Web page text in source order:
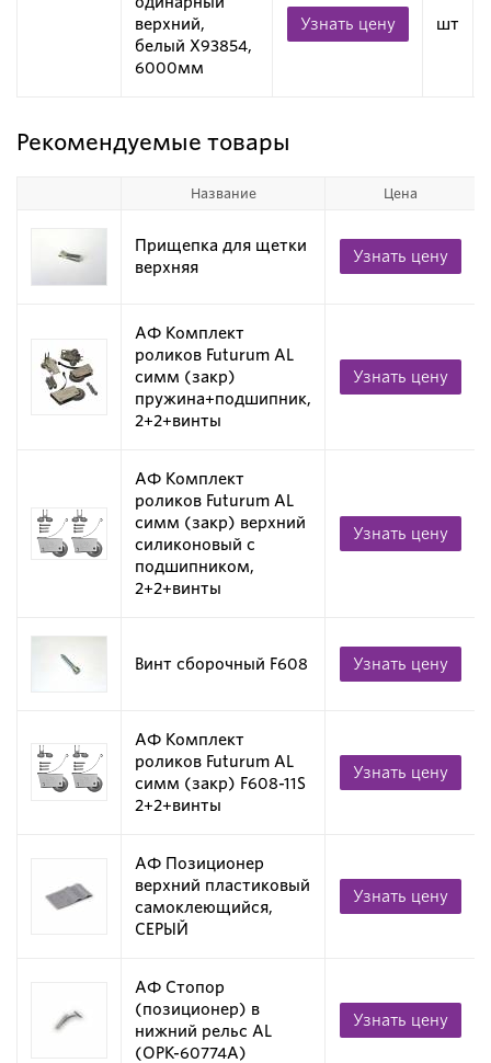
верхний,
белый X93854,
6000мм
Узнать цену шт
Рекомендуемые товары
Название Цена
Прищепка для щетки
верхняя
Узнать цену
АФ Комплект
роликов Futurum AL
симм (закр)
пружина+подшипник,
2+2+винты
Узнать цену
АФ Комплект
роликов Futurum AL
симм (закр) верхний
силиконовый с
подшипником,
2+2+винты
Узнать цену
Винт сборочный F608 Узнать цену
АФ Комплект
роликов Futurum AL
симм (закр) F608-11S
2+2+винты
Узнать цену
АФ Позиционер
верхний пластиковый
самоклеющийся,
СЕРЫЙ
Узнать цену
АФ Стопор
(позиционер) в
нижний рельс AL
(OPK-60774A)
Узнать цену